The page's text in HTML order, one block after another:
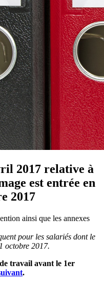
2017 relative à
est entrée en
2017
ainsi que les annexes
pour les salariés dont le
octobre 2017.
travail avant le 1er
.